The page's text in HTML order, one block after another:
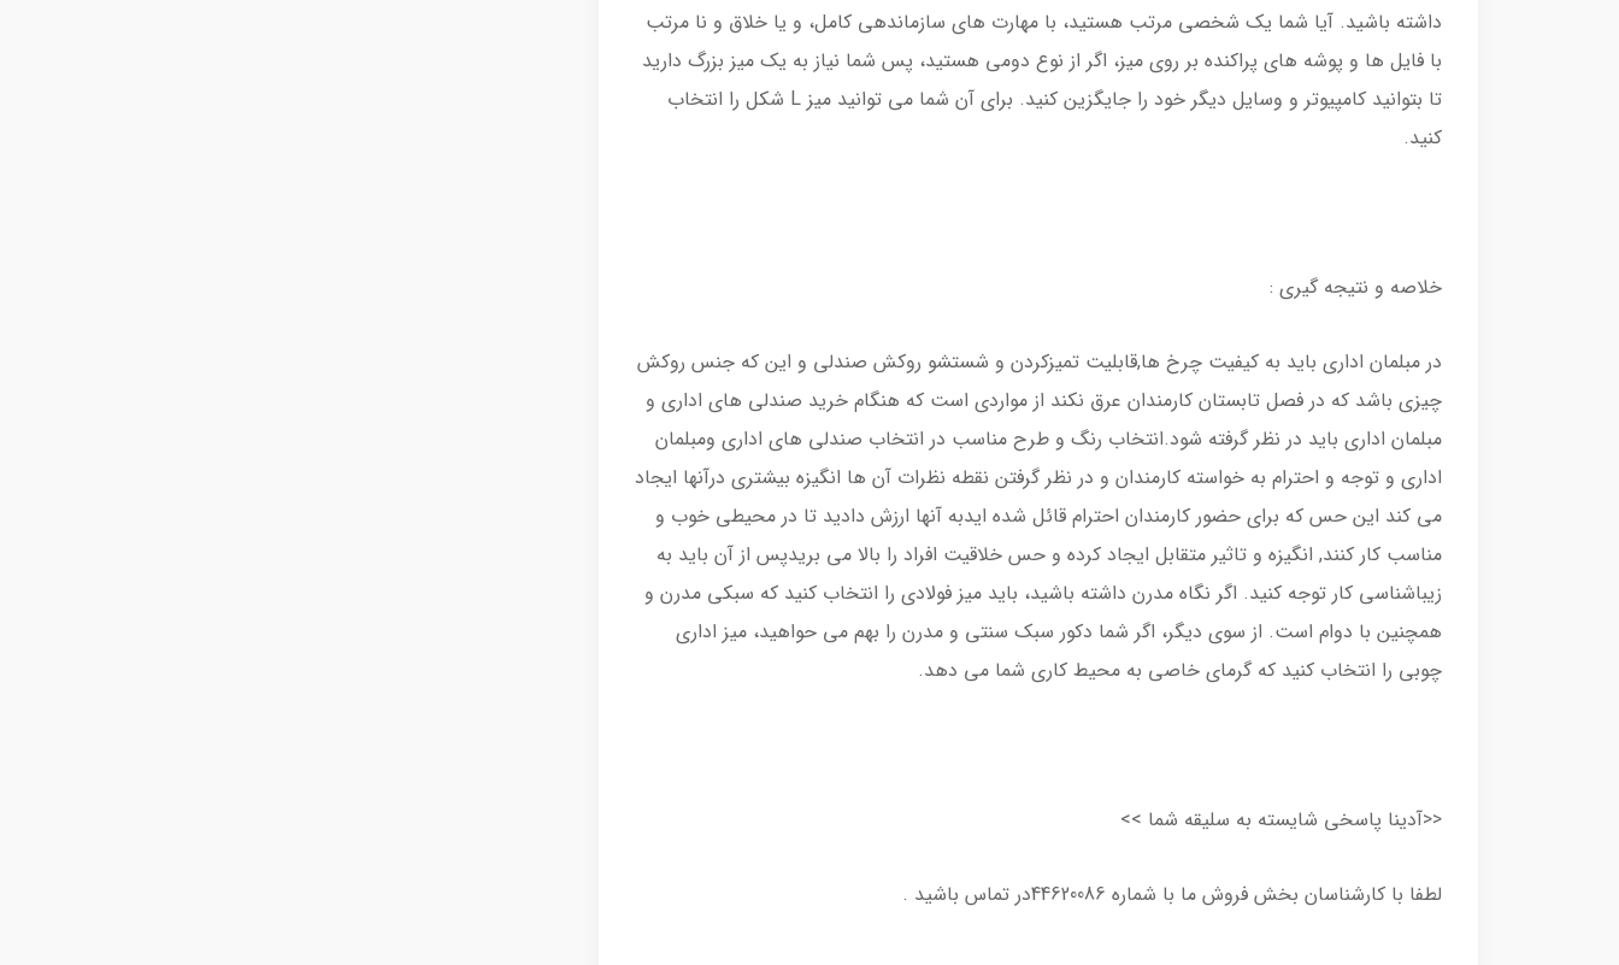
داشته باشید. آیا شما یک شخصی مرتب هستید، با مهارت های سازماندهی کامل، و یا خلاق و نا مرتب
با فایل ها و پوشه های پراکنده بر روی میز، اگر از نوع دومی هستید، پس شما نیاز به یک میز بزرگ دارید
تا بتوانید کامپیوتر و وسایل دیگر خود را جایگزین کنید. برای آن شما می توانید میز L شکل را انتخاب
کنید.
خلاصه و نتیجه گیری :
در مبلمان اداری باید به کیفیت چرخ ها,قابلیت تمیزکردن و شستشو روکش صندلی و این که جنس روکش
چیزی باشد که در فصل تابستان کارمندان عرق نکند از مواردی است که هنگام خرید صندلی های اداری و
مبلمان اداری باید در نظر گرفته شود.انتخاب رنگ و طرح مناسب در انتخاب صندلی های اداری ومبلمان
اداری و توجه و احترام به خواسته کارمندان و در نظر گرفتن نقطه نظرات آن ها انگیزه بیشتری درآنها ایجاد
می کند این حس که برای حضور کارمندان احترام قائل شده ایدبه آنها ارزش دادید تا در محیطی خوب و
مناسب کار کنند, انگیزه و تاثیر متقابل ایجاد کرده و حس خلاقیت افراد را بالا می بریدپس از آن باید به
زیباشناسی کار توجه کنید. اگر نگاه مدرن داشته باشید، باید میز فولادی را انتخاب کنید که سبکی مدرن و
همچنین با دوام است. از سوی دیگر، اگر شما دکور سبک سنتی و مدرن را بهم می حواهید، میز اداری
چوبی را انتخاب کنید که گرمای خاصی به محیط کاری شما می دهد.
<<آدینا پاسخی شایسته به سلیقه شما >>
لطفا با کارشناسان بخش فروش ما با شماره 44620086در تماس باشید .